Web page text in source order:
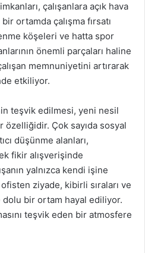
çalışanlara açık hava
ortamda çalışma fırsatı
köşeleri ve hatta spor
önemli parçaları haline
memnuniyetini artırarak
etkiliyor.
teşvik edilmesi, yeni nesil
özelliğidir. Çok sayıda sosyal
düşünme alanları,
fikir alışverişinde
yalnızca kendi işine
ziyade, kibirli sıraları ve
dolu bir ortam hayal ediliyor.
teşvik eden bir atmosfere